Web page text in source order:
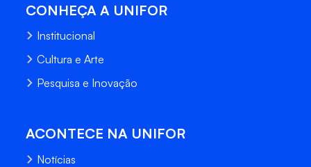
CONHEÇA A UNIFOR
Institucional
Cultura e Arte
Pesquisa e Inovação
ACONTECE NA UNIFOR
Notícias